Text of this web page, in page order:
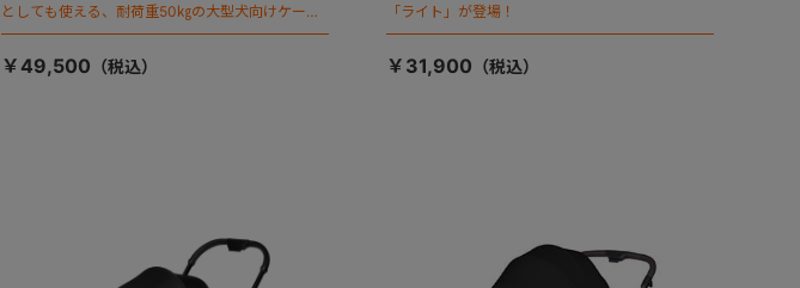
としても使える、耐荷重50㎏の大型犬向けケージ
が登場！
￥49,500
「ライト」が登場！
￥31,900